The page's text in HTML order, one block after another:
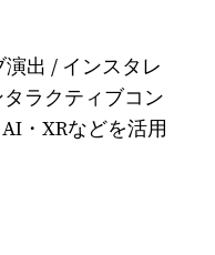
出 / インスタレ
ラクティブコン
・XRなどを活用